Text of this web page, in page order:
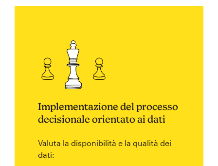
Implementazione del processo
decisionale orientato ai dati
Valuta la disponibilità e la qualità dei
dati: